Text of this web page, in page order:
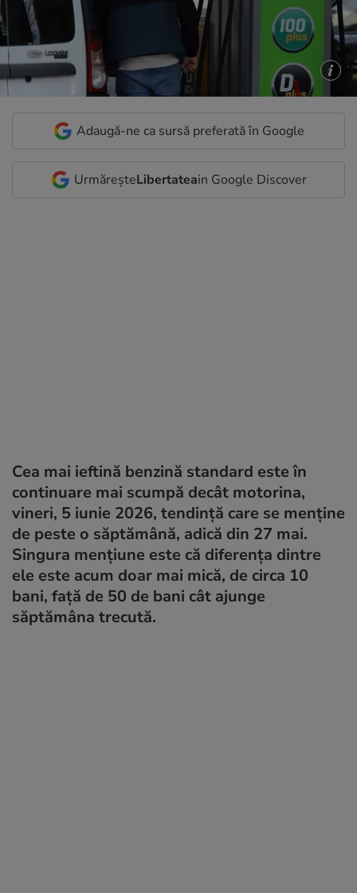
Adaugă-ne ca sursă preferată în Google
UrmăreșteLibertateain Google Discover
Cea mai ieftină benzină standard este în
continuare mai scumpă decât motorina,
vineri, 5 iunie 2026, tendință care se menține
de peste o săptămână, adică din 27 mai.
Singura mențiune este că diferența dintre
ele este acum doar mai mică, de circa 10
bani, față de 50 de bani cât ajunge
săptămâna trecută.